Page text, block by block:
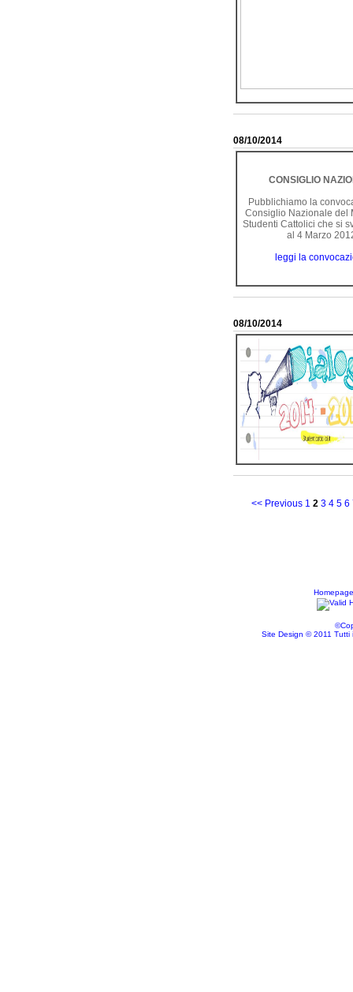
08/10/2014
CONSIGLIO
Pubblichiamo la
Consiglio Nazionale del
Studenti Cattolici che si
al 4 Marzo
leggi la
08/10/2014
<< Previous 1 2 3 4 5 6
Homepage
Site Design © 2011 Tutti